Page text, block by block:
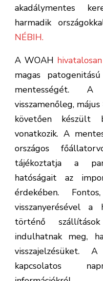
akadálymentes
harmadik
NÉBIH.
A WOAH
magas
mentességét. A
visszamenőleg,
követően készült
vonatkozik. A
országos
tájékoztatja a
hatóságait az
érdekében.
visszanyerésével a
történő
indulhatnak meg,
visszajelzésüket.
kapcsolatos